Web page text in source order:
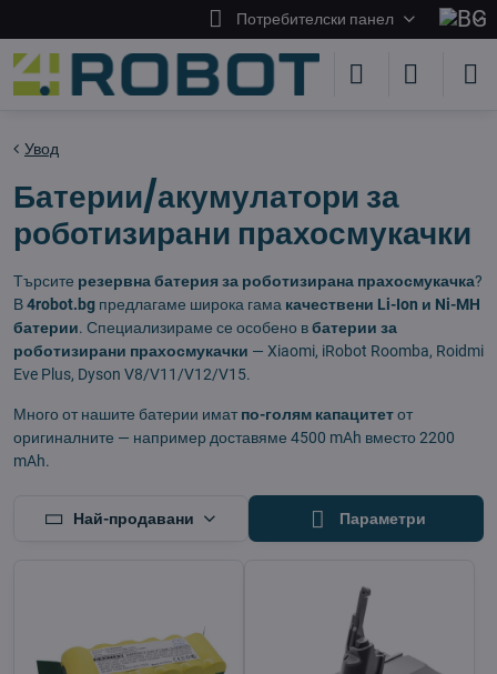
Потребителски панел
Увод
Батерии/акумулатори за
роботизирани прахосмукачки
Търсите резервна батерия за роботизирана прахосмукачка?
В4robot.bg предлагаме широка гама качествени Li-Ion и Ni-MH
батерии. Специализираме се особено вбатерии за
роботизирани прахосмукачки — Xiaomi, iRobot Roomba, Roidmi
Eve Plus, Dyson V8/V11/V12/V15.
Много от нашите батерии имат по-голям капацитетот
оригиналните — например доставяме 4500 mAh вместо 2200
mAh.
Най-продавани Параметри